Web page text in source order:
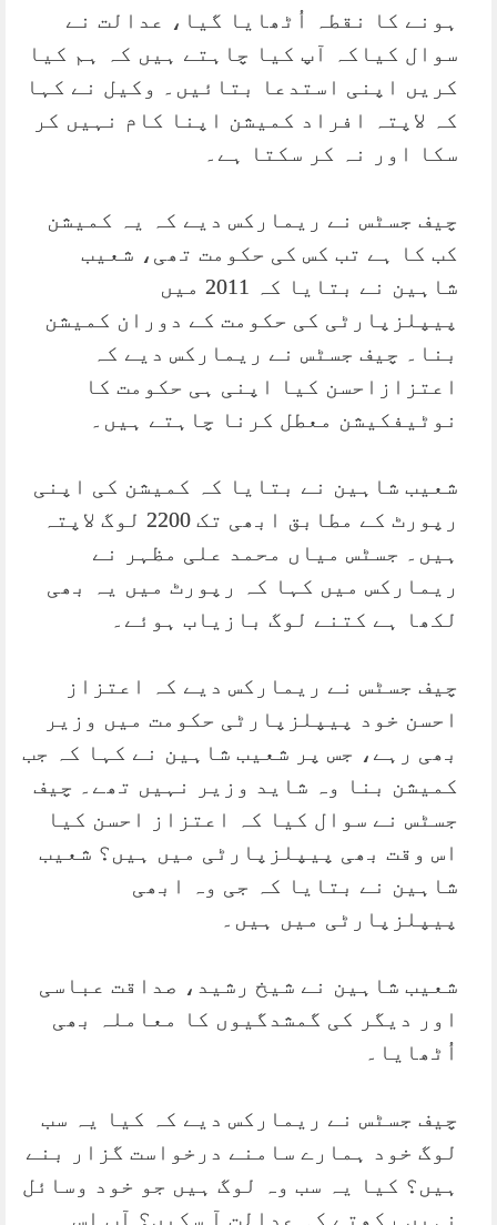
ہونے کا نقطہ اُٹھایا گیا، عدالت نے
سوال کیاکہ آپ کیا چاہتے ہیں کہ ہم کیا
کریں اپنی استدعا بتائیں۔ وکیل نے کہا
کہ لاپتہ افراد کمیشن اپنا کام نہیں کر
سکا اور نہ کر سکتا ہے۔
چیف جسٹس نے ریمارکس دیے کہ یہ کمیشن
کب کا ہے تب کس کی حکومت تھی، شعیب
شاہین نے بتایا کہ 2011 میں
پیپلزپارٹی کی حکومت کے دوران کمیشن
بنا۔ چیف جسٹس نے ریمارکس دیے کہ
اعتزازاحسن کیا اپنی ہی حکومت کا
نوٹیفکیشن معطل کرنا چاہتے ہیں۔
شعیب شاہین نے بتایا کہ کمیشن کی اپنی
رپورٹ کے مطابق ابھی تک 2200 لوگ لاپتہ
ہیں۔ جسٹس میاں محمد علی مظہر نے
ریمارکس میں کہا کہ رپورٹ میں یہ بھی
لکھا ہے کتنے لوگ بازیاب ہوئے۔
چیف جسٹس نے ریمارکس دیے کہ اعتزاز
احسن خود پیپلزپارٹی حکومت میں وزیر
بھی رہے، جس پر شعیب شاہین نے کہا کہ جب
کمیشن بنا وہ شاید وزیر نہیں تھے۔ چیف
جسٹس نے سوال کیا کہ اعتزاز احسن کیا
اس وقت بھی پیپلزپارٹی میں ہیں؟ شعیب
شاہین نے بتایا کہ جی وہ ابھی
پیپلزپارٹی میں ہیں۔
شعیب شاہین نے شیخ رشید، صداقت عباسی
اور دیگر کی گمشدگیوں کا معاملہ بھی
اُٹھایا۔
چیف جسٹس نے ریمارکس دیے کہ کیا یہ سب
لوگ خود ہمارے سامنے درخواست گزار بنے
ہیں؟ کیا یہ سب وہ لوگ ہیں جو خود وسائل
نہیں رکھتے کہ عدالت آ سکیں؟ آپ اس